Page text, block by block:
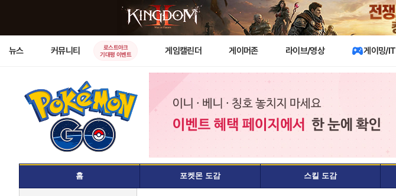
뉴스 커뮤니티
로스트아크
기대평 이벤트
게임캘린더 게이머존 라이브/영상 게이밍/IT
홈 포켓몬 도감 스킬 도감